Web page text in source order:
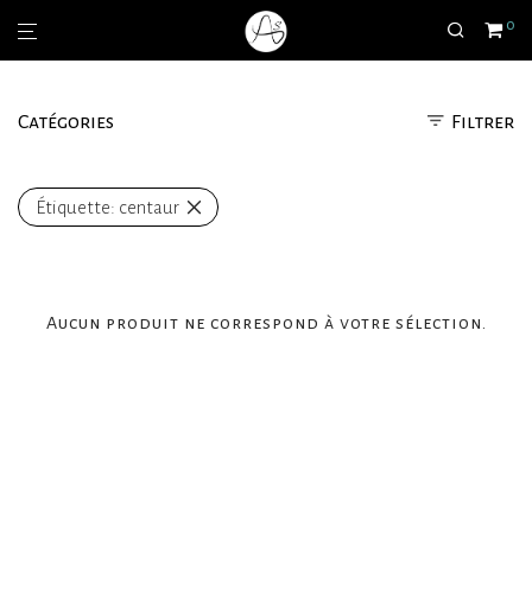
0
Catégories Filtrer
Étiquette: centaur
Aucun produit ne correspond à votre sélection.